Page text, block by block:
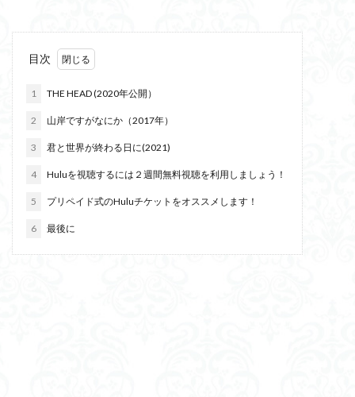
目次
1 THE HEAD (2020年公開）
2 山岸ですがなにか（2017年）
3 君と世界が終わる日に(2021)
4 Huluを視聴するには２週間無料視聴を利用しましょう！
5 プリペイド式のHuluチケットをオススメします！
6 最後に